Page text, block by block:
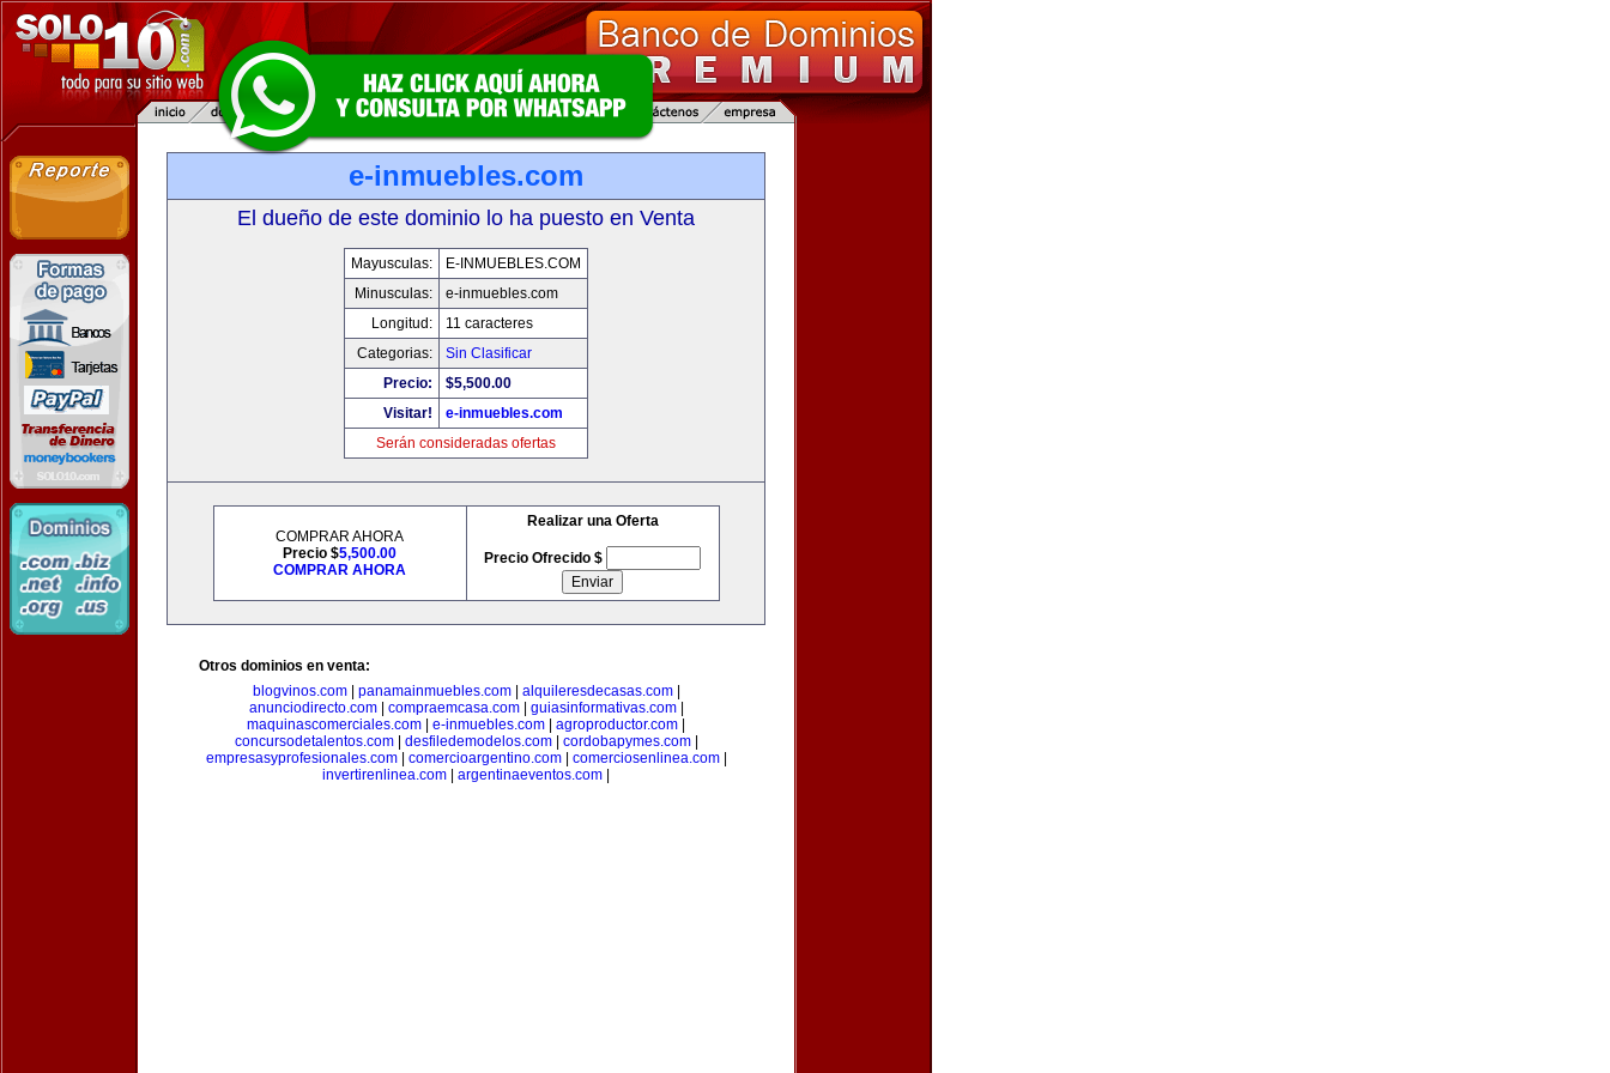
e-inmuebles.com
El dueño de este dominio lo ha puesto en Venta
Mayusculas:
E-INMUEBLES.COM
Minusculas:
e-inmuebles.com
Longitud:
11 caracteres
Categorias:
Sin Clasificar
Precio:
$5,500.00
Visitar!
e-inmuebles.com
Serán consideradas ofertas
COMPRAR AHORA
Precio $5,500.00
COMPRAR AHORA
Realizar una Oferta
Precio Ofrecido $
Otros dominios en venta:
blogvinos.com| panamainmuebles.com| alquileresdecasas.com|
anunciodirecto.com| compraemcasa.com| guiasinformativas.com|
maquinascomerciales.com
e-inmuebles.com agroproductor.com
concursodetalentos.com| desfiledemodelos.com| cordobapymes.com|
empresasyprofesionales.com| comercioargentino.com| comerciosenlinea.com|
invertirenlinea.com
argentinaeventos.com